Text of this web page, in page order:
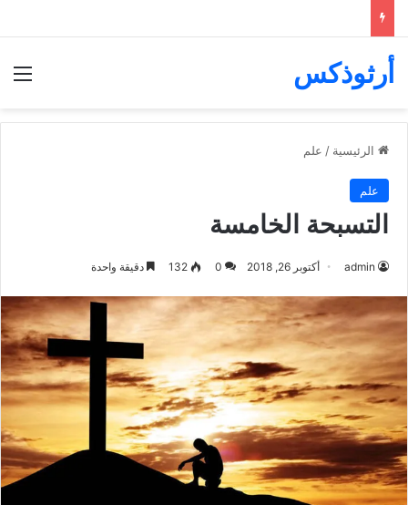
أرثوذكس
الرئيسية / علم
علم
التسبحة الخامسة
admin أكتوبر 26, 2018 0
132 دقيقة واحدة